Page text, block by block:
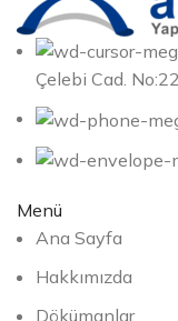
Çelebi Cad.
Menü
Ana Sayfa
Hakkımızda
Dökümanlar